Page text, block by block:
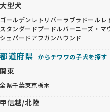
大型犬
ゴールデンレトリバー ラブラドールレ
スタンダードプードルバーニーズ・マ
シェパードアフガンハウンド
都道府県 からチワワの子犬を探す
関東
全県千葉東京栃木
甲信越/北陸